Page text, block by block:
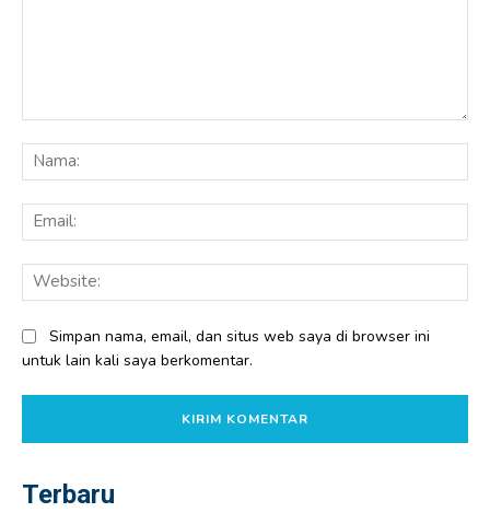
Simpan nama, email, dan situs web saya di browser ini
untuk lain kali saya berkomentar.
Terbaru